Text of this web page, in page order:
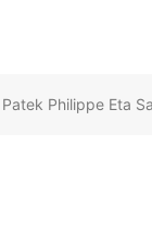
Patek Philippe Eta